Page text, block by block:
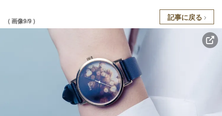
( 画像9/9 ) 記事に戻る